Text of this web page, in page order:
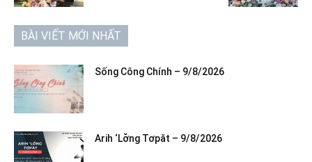
BÀI VIẾT MỚI NHẤT
Sống Công Chính – 9/8/2026
Arih ‘Lơ̆ng Tơpăt – 9/8/2026